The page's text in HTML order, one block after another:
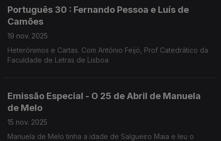
Português 30 : Fernando Pessoa e Luís de
Camões
19 nov. 2025
Heterónimos e Cartas. Com António Feijó, Prof Catedrático da
Faculdade de Letras de Lisboa
Emissão Especial - O 25 de Abril de Manuela
de Melo
15 nov. 2025
Manuela de Melo tinha a idade de Salgueiro Maia e leu o